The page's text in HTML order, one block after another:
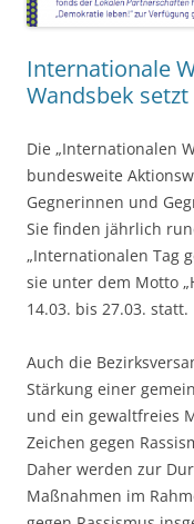
Internationale
Wandsbek setzt
Die „Internationalen
bundesweite
Gegnerinnen und
Sie finden jährlich
„Internationalen Tag
sie unter dem Motto
14.03. bis 27.03. statt.
Auch die
Stärkung einer
und ein gewaltfreies
Zeichen gegen
Daher werden zur
Maßnahmen im